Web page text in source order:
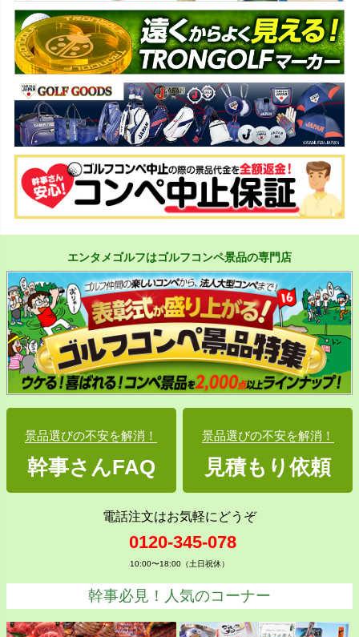
エンタメゴルフはゴルフコンペ景品の専門店
景品選びの不安を解消！
幹事さんFAQ
景品選びの不安を解消！
見積もり依頼
電話注文はお気軽にどうぞ
0120-345-078
10:00〜18:00（土日祝休）
幹事必見！人気のコーナー